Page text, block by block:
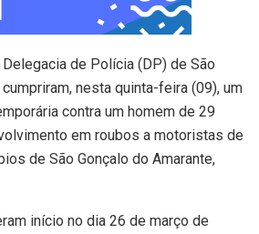
de Polícia (DP) de São
nesta quinta-feira (09), um
contra um homem de 29
em roubos a motoristas de
de São Gonçalo do Amarante,
início no dia 26 de março de